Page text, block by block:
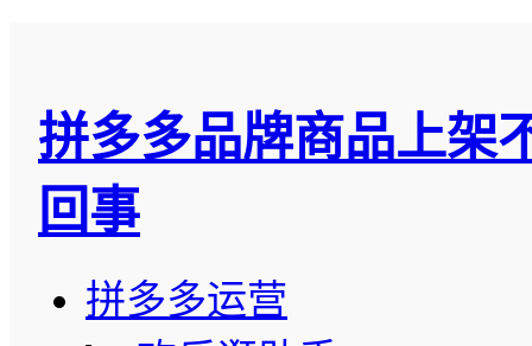
拼多多品牌商品上架
回事
拼多多运营